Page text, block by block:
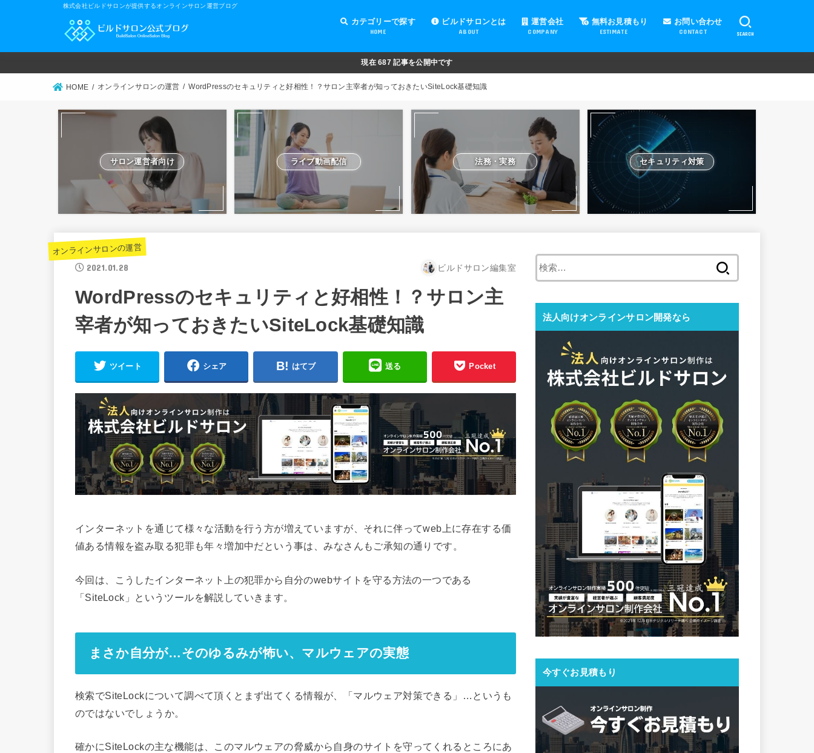
株式会社ビルドサロンが提供するオンラインサロン運営ブログ
カテゴリーで探す
HOME
オンラインサロンの運営
オンラインサロンの集客
オンラインサロンの紹介
オンラインサロンの活用
法務・実務
ライブ動画配信
動画制作・編集
セキュリティ対策
Facebook運営
会費設定
オンラインサロンの開設準備
道具・機材紹介と解説
NFT
ビルドサロンとは
ABOUT
運営会社
COMPANY
無料お見積もり
ESTIMATE
お問い合わせ
CONTACT SEARCH
現在687 記事を公開中です
HOME オンラインサロンの運営 WordPressのセキュリティと好相性！？サロン主宰者が知っておきたいSiteLock基礎知識
サロン運営者向け ライブ動画配信 法務・実務 セキュリティ対策
オンラインサロンの運営
2021.01.28 ビルドサロン編集室
WordPressのセキュリティと好相性！？サロン主
宰者が知っておきたいSiteLock基礎知識
ツイート シェア はてブ 送る Pocket
インターネットを通じて様々な活動を行う方が増えていますが、それに伴ってweb上に存在する価
値ある情報を盗み取る犯罪も年々増加中だという事は、みなさんもご承知の通りです。
今回は、こうしたインターネット上の犯罪から自分のwebサイトを守る方法の一つである
「SiteLock」というツールを解説していきます。
まさか自分が…そのゆるみが怖い、マルウェアの実態
検索でSiteLockについて調べて頂くとまず出てくる情報が、「マルウェア対策できる」…というも
のではないでしょうか。
確かにSiteLockの主な機能は、このマルウェアの脅威から自身のサイトを守ってくれるところにあ
法人向けオンラインサロン開発なら
今すぐお見積もり